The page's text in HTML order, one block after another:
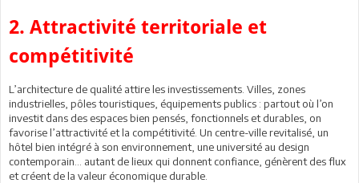
2. Attractivité territoriale et
compétitivité
L’architecture de qualité attire les investissements. Villes, zones
industrielles, pôles touristiques, équipements publics : partout où l’on
investit dans des espaces bien pensés, fonctionnels et durables, on
favorise l’attractivité et la compétitivité. Un centre-ville revitalisé, un
hôtel bien intégré à son environnement, une université au design
contemporain... autant de lieux qui donnent confiance, génèrent des flux
et créent de la valeur économique durable.